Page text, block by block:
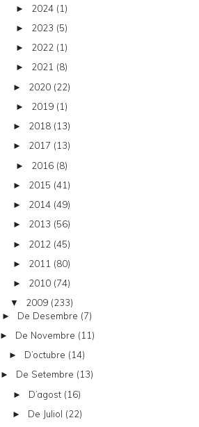
► 2024 (1)
► 2023 (5)
► 2022 (1)
► 2021 (8)
► 2020 (22)
► 2019 (1)
► 2018 (13)
► 2017 (13)
► 2016 (8)
► 2015 (41)
► 2014 (49)
► 2013 (56)
► 2012 (45)
► 2011 (80)
► 2010 (74)
▼ 2009 (233)
► De Desembre (7)
► De Novembre (11)
► D’octubre (14)
► De Setembre (13)
► D’agost (16)
► De Juliol (22)